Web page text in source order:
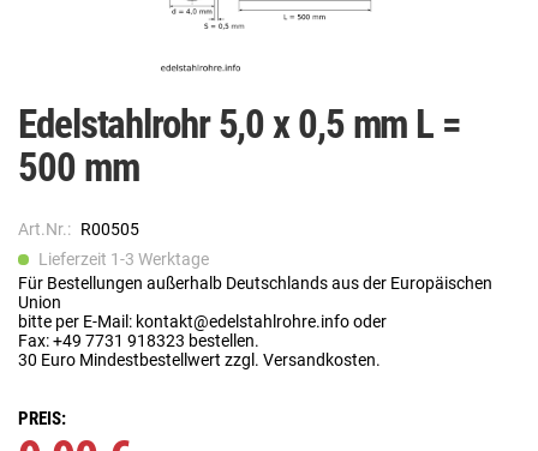
Edelstahlrohr 5,0 x 0,5 mm L =
500 mm
Art.Nr.: R00505
Lieferzeit 1-3 Werktage
Für Bestellungen außerhalb Deutschlands aus der Europäischen
Union
bitte per E-Mail: kontakt@edelstahlrohre.info oder
Fax: +49 7731 918323 bestellen.
30 Euro Mindestbestellwert zzgl. Versandkosten.
PREIS: